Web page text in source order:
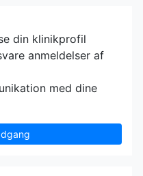
din klinikprofil
anmeldelser af
med dine